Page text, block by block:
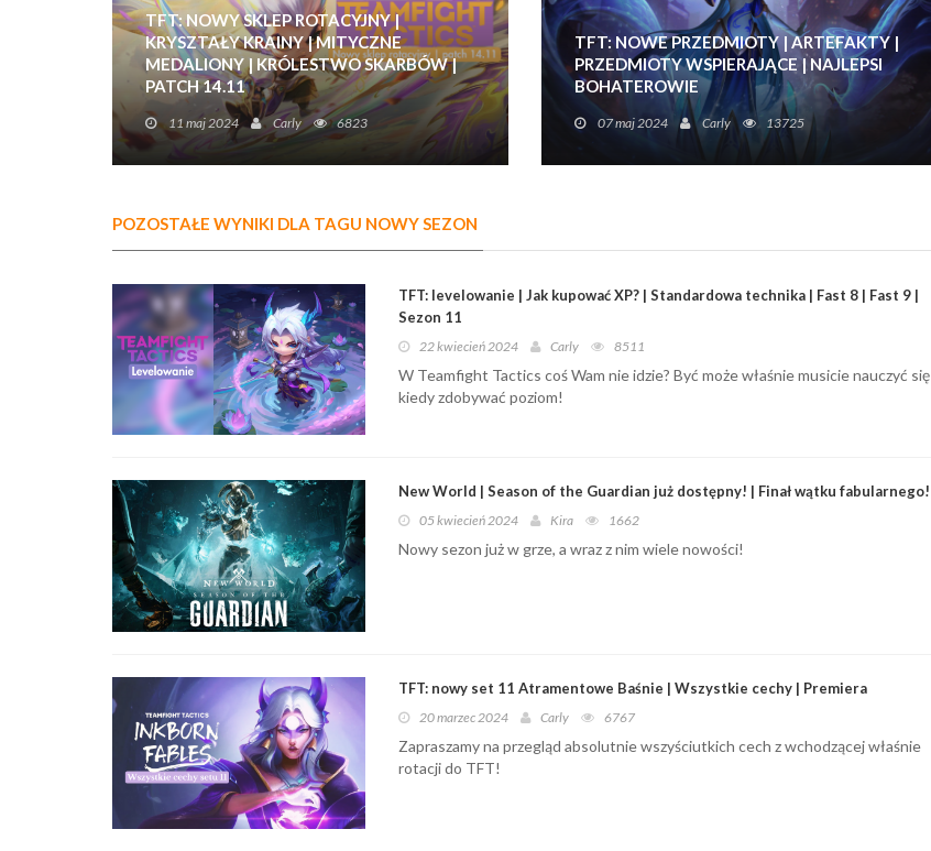
TFT: NOWY SKLEP ROTACYJNY |
KRYSZTAŁY KRAINY | MITYCZNE
MEDALIONY | KRÓLESTWO SKARBÓW |
PATCH 14.11
Nasz wybór akcesoriów w TFT zdecydowanie
się powiększy!
11 maj 2024 Carly 6823
TFT: NOWE PRZEDMIOTY | ARTEFAKTY |
PRZEDMIOTY WSPIERAJĄCE | NAJLEPSI
BOHATEROWIE
Zaznajomcie się z nowymi 25 przedmiotami w
Teamfight Tactics!
07 maj 2024 Carly 13725
POZOSTAŁE WYNIKI DLA TAGU NOWY SEZON
TFT: levelowanie | Jak kupować XP? | Standardowa technika | Fast 8 | Fast 9 |
Sezon 11
22 kwiecień 2024 Carly 8511
W Teamfight Tactics coś Wam nie idzie? Być może właśnie musicie nauczyć się
kiedy zdobywać poziom!
New World | Season of the Guardian już dostępny! | Finał wątku fabularnego!
05 kwiecień 2024 Kira 1662
Nowy sezon już w grze, a wraz z nim wiele nowości!
TFT: nowy set 11 Atramentowe Baśnie | Wszystkie cechy | Premiera
20 marzec 2024 Carly 6767
Zapraszamy na przegląd absolutnie wszyściutkich cech z wchodzącej właśnie
rotacji do TFT!